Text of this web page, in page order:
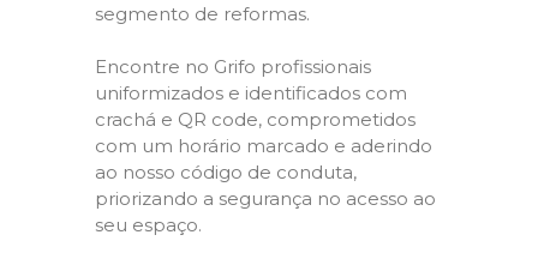
segmento de reformas.
Encontre no Grifo profissionais
uniformizados e identificados com
crachá e QR code, comprometidos
com um horário marcado e aderindo
ao nosso código de conduta,
priorizando a segurança no acesso ao
seu espaço.